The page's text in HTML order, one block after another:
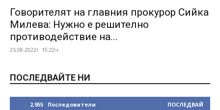
Говорителят на главния прокурор Сийка
Милева: Нужно е решително
противодействие на...
25.08.2022г. 10:22ч.
ПОСЛЕДВАЙТЕ НИ
2,955 Последователи ПОСЛЕДВАЙ